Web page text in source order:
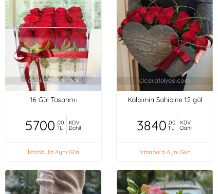
16 Gül Tasarımı
5700 ,00
TL
KDV
Dahil
İstanbul'a Aynı Gün
Kalbimin Sahibine 12 gül
3840 ,00
TL
KDV
Dahil
İstanbul'a Aynı Gün